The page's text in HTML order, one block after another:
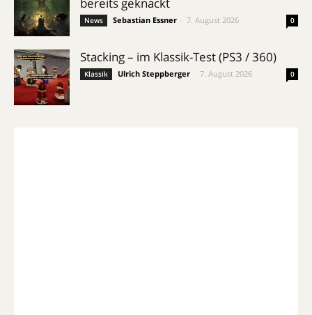
News Sebastian Essner 7. August 2026 0
Stacking – im Klassik-Test (PS3 / 360)
Klassik Ulrich Steppberger 7. August 2026 0